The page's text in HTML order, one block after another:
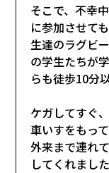
そこで、不幸
に参加させて
生達のラグビ
の学生たちが
らも徒歩10分
ケガしてすぐ
車いすをもっ
外来まで連れ
してくれまし